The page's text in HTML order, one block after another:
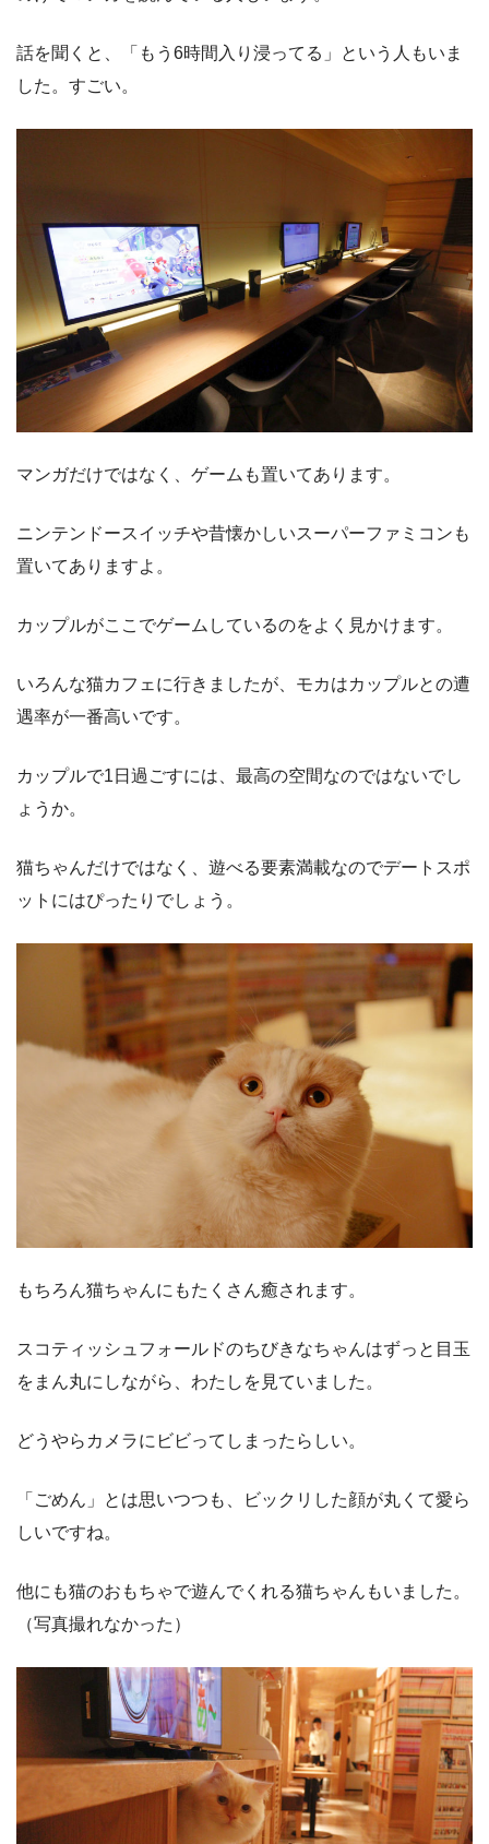
話を聞くと、「もう6時間入り浸ってる」という人もいま
した。すごい。
マンガだけではなく、ゲームも置いてあります。
ニンテンドースイッチや昔懐かしいスーパーファミコンも
置いてありますよ。
カップルがここでゲームしているのをよく見かけます。
いろんな猫カフェに行きましたが、モカはカップルとの遭
遇率が一番高いです。
カップルで1日過ごすには、最高の空間なのではないでし
ょうか。
猫ちゃんだけではなく、遊べる要素満載なのでデートスポ
ットにはぴったりでしょう。
もちろん猫ちゃんにもたくさん癒されます。
スコティッシュフォールドのちびきなちゃんはずっと目玉
をまん丸にしながら、わたしを見ていました。
どうやらカメラにビビってしまったらしい。
「ごめん」とは思いつつも、ビックリした顔が丸くて愛ら
しいですね。
他にも猫のおもちゃで遊んでくれる猫ちゃんもいました。
（写真撮れなかった）